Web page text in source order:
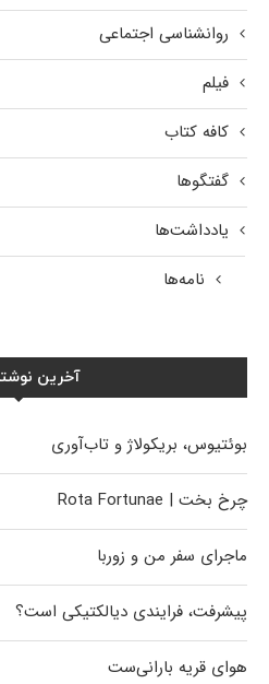
روانشناسی اجتماعی
فیلم
کافه کتاب
گفتگوها
یادداشت‌ها
نامه‌ها
آخرین
بوئتیوس، بریکولاژ و تاب‌آوری
چرخ بخت | Rota Fortunae
ماجرای سفر من و زوربا
پیشرفت، فرایندی دیالکتیکی است؟
هوای قریه بارانی‌ست